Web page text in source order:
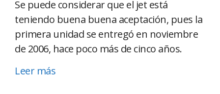
Se puede considerar que el jet está
teniendo buena buena aceptación, pues la
primera unidad se entregó en noviembre
de 2006, hace poco más de cinco años.
Leer más